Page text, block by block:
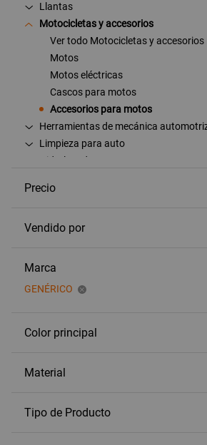
Llantas
Motocicletas y accesorios
Ver todo Motocicletas y accesorios
Motos
Motos eléctricas
Cascos para motos
Accesorios para motos
Herramientas de mecánica
Limpieza para auto
Hidrolavadoras
Precio
Marca
GENÉRICO
Color principal
Vendido por
Tipo de Producto
Material